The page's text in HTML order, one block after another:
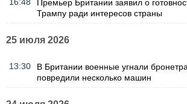
16:48
Премьер Британии заявил о
Трампу ради интересов страны
25 июля 2026
13:30
В Британии военные угнали
повредили несколько машин